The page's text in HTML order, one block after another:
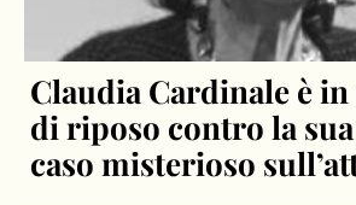
Claudia Cardinale è in
di riposo contro la
caso misterioso